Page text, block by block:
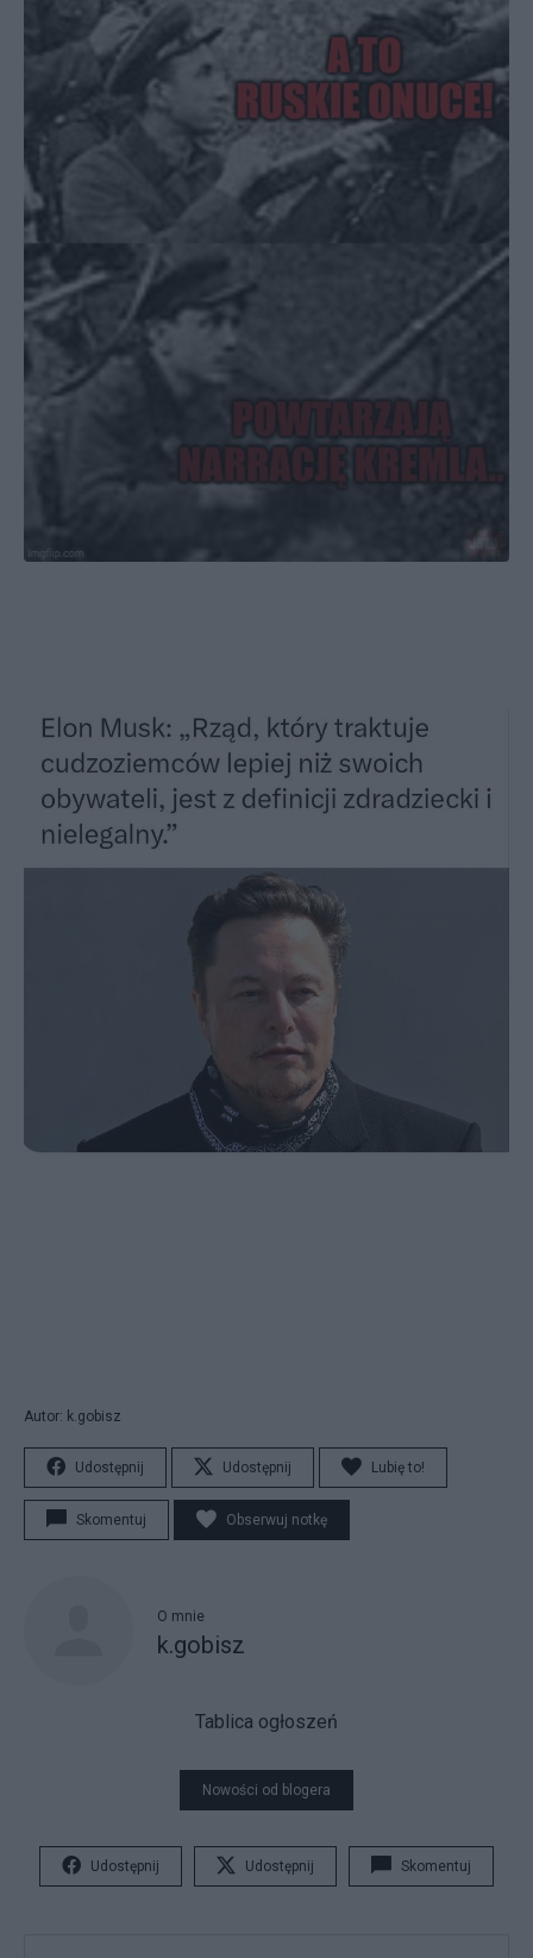
Autor: k.gobisz
Udostępnij Udostępnij Lubię to!
Skomentuj Obserwuj notkę
O mnie
k.gobisz
Tablica ogłoszeń
Nowości od blogera
Udostępnij Udostępnij Skomentuj